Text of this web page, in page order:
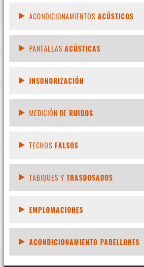
ACONDICIONAMIENTOS ACÚSTICOS
PANTALLAS ACÚSTICAS
INSONORIZACIÓN
MEDICIÓN DE RUIDOS
TECHOS FALSOS
TABIQUES Y TRASDOSADOS
EMPLOMACIONES
ACONDICIONAMIENTO PABELLONES